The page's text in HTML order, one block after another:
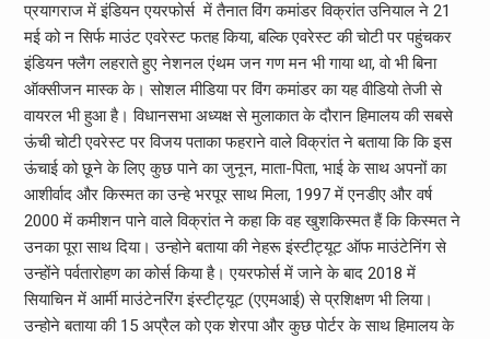
प्रयागराज में इंडियन एयरफोर्स में तैनात विंग कमांडर विक्रांत उनियाल ने 21
मई को न सिर्फ माउंट एवरेस्ट फतह किया, बल्कि एवरेस्ट की चोटी पर पहुंचकर
इंडियन फ्लैग लहराते हुए नेशनल एंथम जन गण मन भी गाया था, वो भी बिना
ऑक्सीजन मास्क के। सोशल मीडिया पर विंग कमांडर का यह वीडियो तेजी से
वायरल भी हुआ है। विधानसभा अध्यक्ष से मुलाकात के दौरान हिमालय की सबसे
ऊंची चोटी एवरेस्ट पर विजय पताका फहराने वाले विक्रांत ने बताया कि कि इस
ऊंचाई को छूने के लिए कुछ पाने का जुनून, माता-पिता, भाई के साथ अपनों का
आशीर्वाद और किस्मत का उन्हे भरपूर साथ मिला, 1997 में एनडीए और वर्ष
2000 में कमीशन पाने वाले विक्रांत ने कहा कि वह खुशकिस्मत हैं कि किस्मत ने
उनका पूरा साथ दिया। उन्होने बताया की नेहरू इंस्टीट्यूट ऑफ माउंटेनिंग से
उन्होंने पर्वतारोहण का कोर्स किया है। एयरफोर्स में जाने के बाद 2018 में
सियाचिन में आर्मी माउंटेनरिंग इंस्टीट्यूट (एएमआई) से प्रशिक्षण भी लिया।
उन्होने बताया की 15 अप्रैल को एक शेरपा और कुछ पोर्टर के साथ हिमालय के